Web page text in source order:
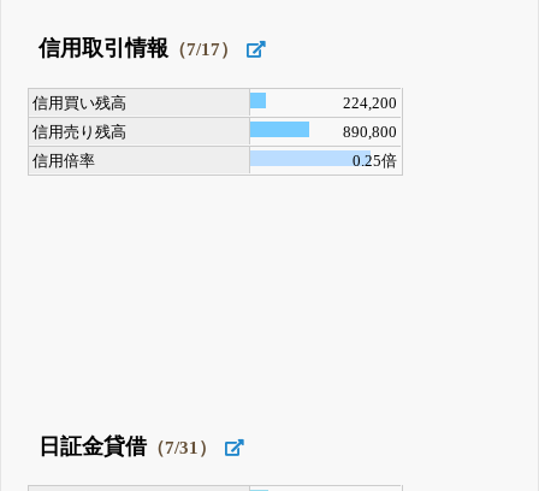
信用取引情報 （7/17）
信用買い残高
224,200
信用売り残高
890,800
信用倍率
0.25倍
日証金貸借（7/31）